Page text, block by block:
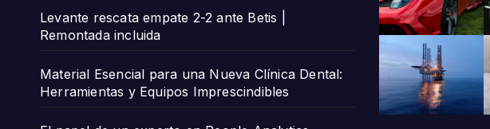
Levante rescata empate 2-2 ante Betis |
Remontada incluida
Material Esencial para una Nueva Clínica Dental:
Herramientas y Equipos Imprescindibles